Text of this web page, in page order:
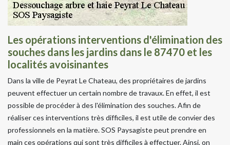
Les opérations interventions d'élimination des
souches dans les jardins dans le 87470 et les
localités avoisinantes
Dans la ville de Peyrat Le Chateau, des propriétaires de jardins
peuvent effectuer un certain nombre de travaux. En effet, il est
possible de procéder à des l'élimination des souches. Afin de
réaliser ces interventions très difficiles, il est utile de convier des
professionnels en la matière. SOS Paysagiste peut prendre en
main ces opérations qui sont très difficiles à effectuer. Ainsi, on